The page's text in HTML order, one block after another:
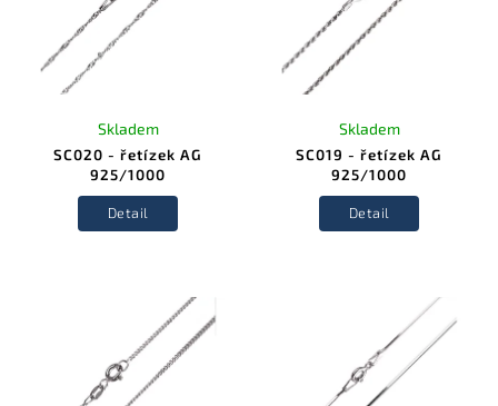
SC020 - řetízek AG
925/1000
Skladem
Detail
SC019 - řetízek AG
925/1000
Skladem
Detail